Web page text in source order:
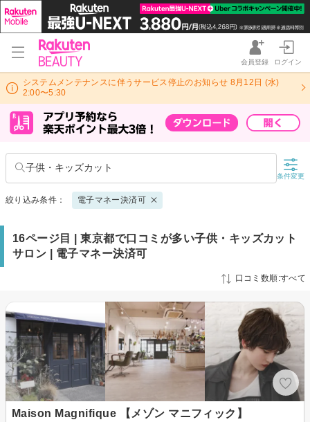
会員登録 ログイン
システムメンテナンスに伴うサービス停止のお知らせ 8月12日 (水)
2:00〜5:30
子供・キッズカット
条件変更
絞り込み条件： 電子マネー決済可
16ページ目 | 東京都で口コミが多い子供・キッズカット
サロン | 電子マネー決済可
口コミ数順:すべて
Maison Magnifique 【メゾン マニフィック】